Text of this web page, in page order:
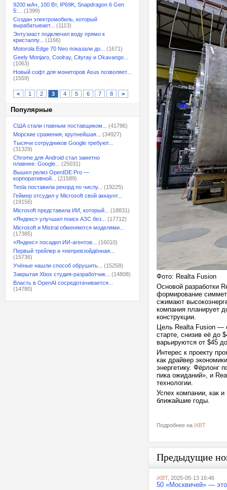
9200 мАч, 100 Вт, IP69K, Snapdragon 6 Gen
5:...
(1399)
Создан электромобиль, который
вырабатывает...
(1113)
Энтузиаст подключил воду прямо к
кристаллу...
(1166)
Motorola Edge 70 Neo показали до...
(1671)
Geely Monjaro, Coolray, Cityray и Okavango...
(1063)
Новый софт для мониторов Asus позволяет...
(1559)
< 1 2 3 4 5 6 7 8 >
Популярные
США стали главным поставщиком...
(41786)
Морские сражения, крупнейшая...
(34927)
Тысячи сотрудников Google требуют...
(31329)
Chrome для Android стал заметно
плавнее: Google...
(25031)
Вышел релиз OpenIDE Pro —
корпоративной...
(21589)
Tesla поставила рекорд по числу...
(19225)
Геймер отсудил у Microsoft свой аккаунт...
(19156)
Microsoft представила ИИ, который...
(18831)
«Яндекс» улучшил поиск АЗС без...
(17712)
Microsoft и Mistral обменяются моделями...
(17385)
«Яндекс» посадил ИИ-агентов...
(16010)
Первый трейлер и «непревзойдённая...
(15736)
Учёные нашли способ обрушить...
(15258)
Закрытая Xbox студия-разработчик...
(14808)
Власть в OpenAI сосредотачивается...
(14780)
Фото: Realta Fusion
Основой разработки
формирование
сжимают
компания планирует
конструкции.
Цель Realta Fusion —
старте, снизив её до
варьируются от $45
Интерес к проекту
как драйвер
энергетику. Фёрлонг
пика ожиданий», и
технологии.
Успех компании, как
ближайшие годы.
Подробнее на iXBT
Предыдущие
iXBT, 2025-05-13 16:46
50 «Москвичей» —